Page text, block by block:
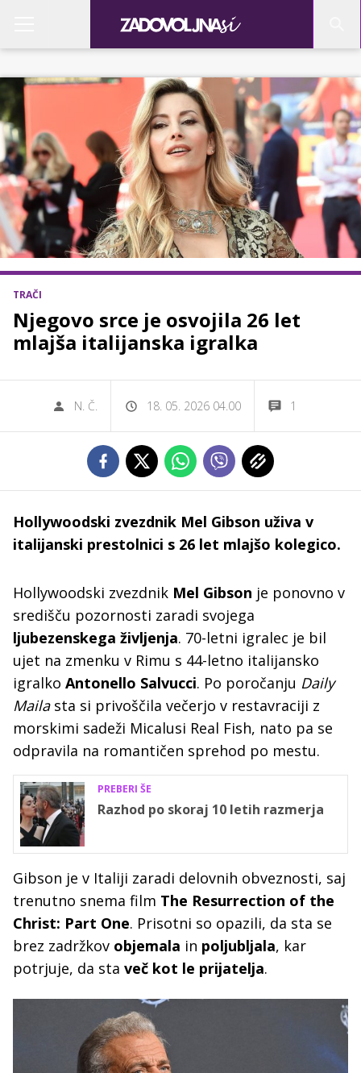
TRAČI
Njegovo srce je osvojila 26 let
mlajša italijanska igralka
N. Č. 18. 05. 2026 04.00 1
Hollywoodski zvezdnik Mel Gibson uživa v
italijanski prestolnici s 26 let mlajšo kolegico.
Hollywoodski zvezdnik Mel Gibson je ponovno v
središču pozornosti zaradi svojega
ljubezenskega življenja. 70-letni igralec je bil
ujet na zmenku v Rimu s 44-letno italijansko
igralko Antonello Salvucci. Po poročanju Daily
Mailasta si privoščila večerjo v restavraciji z
morskimi sadeži Micalusi Real Fish, nato pa se
odpravila na romantičen sprehod po mestu.
PREBERI ŠE
Razhod po skoraj 10 letih razmerja
Gibson je v Italiji zaradi delovnih obveznosti, saj
trenutno snema film The Resurrection of the
Christ: Part One. Prisotni so opazili, da sta se
brez zadržkov objemala in poljubljala, kar
potrjuje, da sta več kot le prijatelja.